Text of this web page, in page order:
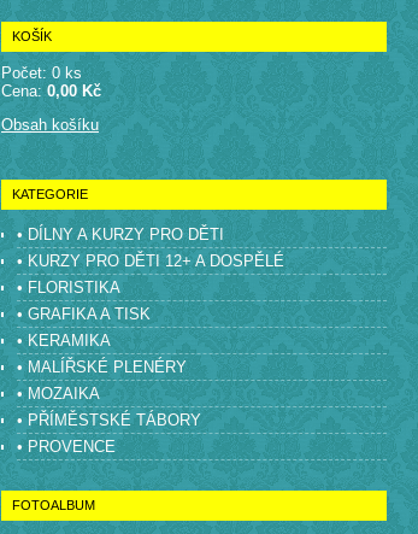
KOŠÍK
Počet: 0 ks
Cena:0,00 Kč
Obsah košíku
KATEGORIE
• DÍLNY A KURZY PRO DĚTI
• KURZY PRO DĚTI 12+ A DOSPĚLÉ
• FLORISTIKA
• GRAFIKA A TISK
• KERAMIKA
• MALÍŘSKÉ PLENÉRY
• MOZAIKA
• PŘÍMĚSTSKÉ TÁBORY
• PROVENCE
FOTOALBUM